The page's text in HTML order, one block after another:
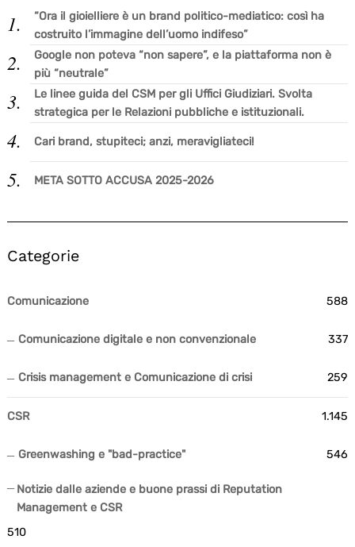
“Ora il gioielliere è un brand politico-mediatico: così ha
costruito l’immagine dell’uomo indifeso”
Google non poteva “non sapere”, e la piattaforma non è
più “neutrale”
Le linee guida del CSM per gli Uffici Giudiziari. Svolta
strategica per le Relazioni pubbliche e istituzionali.
Cari brand, stupiteci; anzi, meravigliateci!
META SOTTO ACCUSA 2025-2026
Categorie
Comunicazione 588
Comunicazione digitale e non convenzionale 337
Crisis management e Comunicazione di crisi 259
CSR 1.145
Greenwashing e "bad-practice" 546
Notizie dalle aziende e buone prassi di Reputation
Management e CSR
510